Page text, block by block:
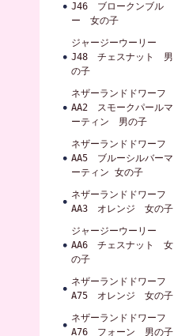
J46 ブロークンブル
ー 女の子
ジャージーウーリー
J48 チェスナット 男
の子
ネザーランドドワーフ
AA2 スモークパールマ
ーティン 男の子
ネザーランドドワーフ
AA5 ブルーシルバーマ
ーティン 女の子
ネザーランドドワーフ
AA3 オレンジ 女の子
ジャージーウーリー
AA6 チェスナット 女
の子
ネザーランドドワーフ
A75 オレンジ 女の子
ネザーランドドワーフ
A76 フォーン 男の子